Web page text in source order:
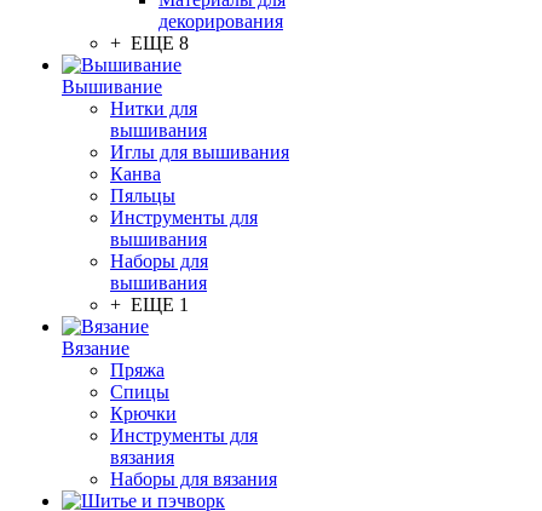
декорирования
+ ЕЩЕ 8
Вышивание
Нитки для
вышивания
Иглы для вышивания
Канва
Пяльцы
Инструменты для
вышивания
Наборы для
вышивания
+ ЕЩЕ 1
Вязание
Пряжа
Спицы
Крючки
Инструменты для
вязания
Наборы для вязания